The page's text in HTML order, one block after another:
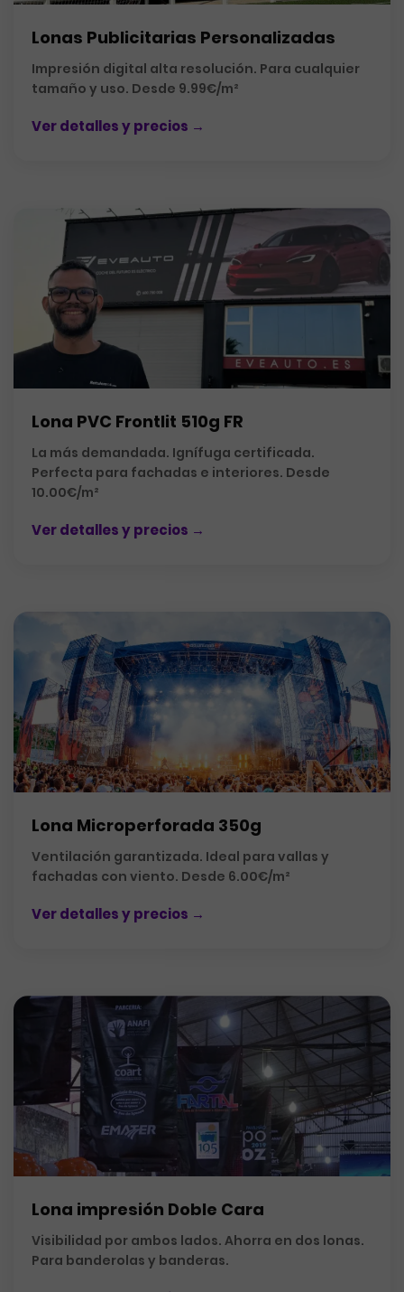
Lonas Publicitarias Personalizadas
Impresión digital alta resolución. Para cualquier
tamaño y uso. Desde 9.99€/m²
Ver detalles y precios →
Lona PVC Frontlit 510g FR
La más demandada. Ignífuga certificada.
Perfecta para fachadas e interiores. Desde
10.00€/m²
Ver detalles y precios →
Lona Microperforada 350g
Ventilación garantizada. Ideal para vallas y
fachadas con viento. Desde 6.00€/m²
Ver detalles y precios →
Lona impresión Doble Cara
Visibilidad por ambos lados. Ahorra en dos lonas.
Para banderolas y banderas.